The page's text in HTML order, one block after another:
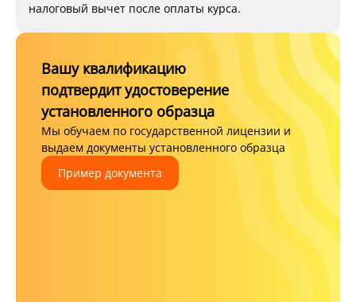
налоговый вычет после оплаты курса.
Вашу квалификацию
подтвердит удостоверение
установленного образца
Мы обучаем по государственной лицензии и
выдаем документы установленного образца
Пример документа